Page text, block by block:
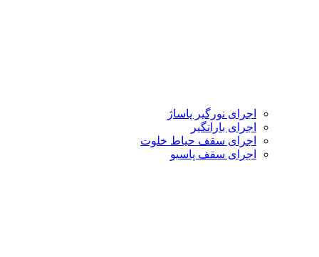
اجرای نورگیر پاساژ
اجرای بارانگیر
اجرای سقف حیاط خلوت
اجرای سقف پاسیو